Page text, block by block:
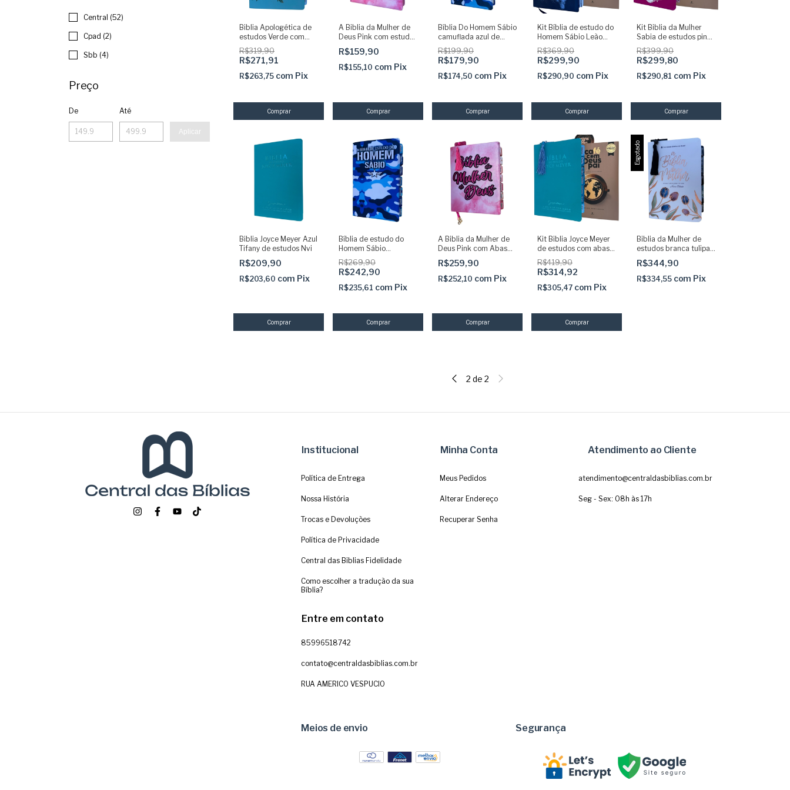
Central (52)
Cpad (2)
Sbb (4)
Preço
De Até
Aplicar
Biblia Apologética de
estudos Verde com
Abas adesivas coladas
R$319,90
R$271,91
R$263,75 com Pix
A Biblia da Mulher de
Deus Pink com estudos
profundos
R$159,90
R$155,10 com Pix
Bíblia Do Homem Sábio
camuflada azul de
Estudos - ARC Com
Harpa E Corinhos
indice
R$199,90
R$179,90
R$174,50 com Pix
Kit Bíblia de estudo do
Homem Sábio Leão
Holografico com Abas
adesivas + Café com
Deus Pai 2025
R$369,90
R$299,90
R$290,90 com Pix
Kit Biblia da Mulher
Sabia de estudos pink
com abas adesivas +
Cafe com Deus Pai
2025
R$399,90
R$299,80
R$290,81 com Pix
Biblia Joyce Meyer Azul
Tifany de estudos Nvi
R$209,90
R$203,60 com Pix
Bíblia de estudo do
Homem Sábio
Camuflada azul com
Abas coladas
R$269,90
R$242,90
R$235,61 com Pix
A Biblia da Mulher de
Deus Pink com Abas
adesivas e pingentes
com estudos
profundos
R$259,90
R$252,10 com Pix
Kit Biblia Joyce Meyer
de estudos com abas
adesivas Azul Tifany +
marca paginas glitter +
Café com Deus Pai
2025
R$419,90
R$314,92
R$305,47 com Pix
Esgotado
Biblia da Mulher de
estudos branca tulipas
com abas adesivas
ARC + marca páginas
glitter SBB
R$344,90
R$334,55 com Pix
2 de 2
Institucional
Política de Entrega
Nossa História
Trocas e Devoluções
Política de Privacidade
Central das Biblias Fidelidade
Como escolher a tradução da sua
Bíblia?
Minha Conta
Meus Pedidos
Alterar Endereço
Recuperar Senha
Atendimento ao Cliente
atendimento@centraldasbiblias.com.br
Seg - Sex: 08h às 17h
Entre em contato
85996518742
contato@centraldasbiblias.com.br
RUA AMERICO VESPUCIO
Meios de envio Segurança